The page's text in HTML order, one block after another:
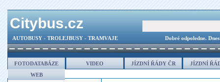
Citybus.cz
AUTOBUSY - TROLEJBUSY - TRAMVAJE Dobré odpoledne.
FOTODATABÁZE VIDEO JÍZDNÍ ŘÁDY ČR
JÍZDNÍ
WEB